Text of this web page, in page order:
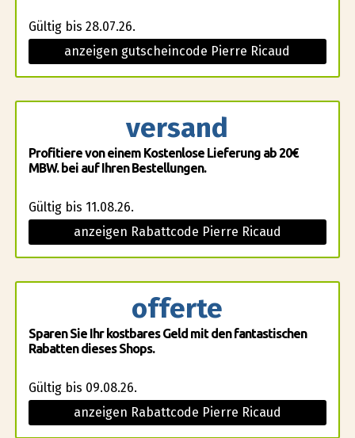
Gültig bis 28.07.26.
anzeigen gutscheincode Pierre Ricaud
versand
Profitiere von einem Kostenlose Lieferung ab 20€
MBW. bei auf Ihren Bestellungen.
Gültig bis 11.08.26.
anzeigen Rabattcode Pierre Ricaud
offerte
Sparen Sie Ihr kostbares Geld mit den fantastischen
Rabatten dieses Shops.
Gültig bis 09.08.26.
anzeigen Rabattcode Pierre Ricaud